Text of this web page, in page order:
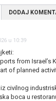
DODAJ
u 10:39
from Israel’s
of planned
civilnog
boca u